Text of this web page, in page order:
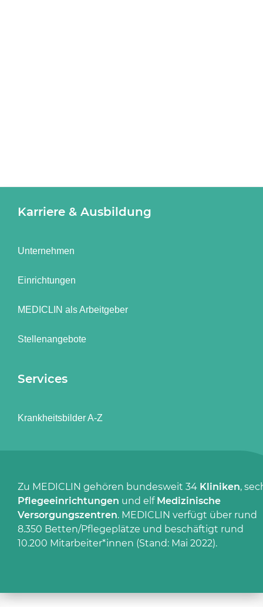
Karriere & Ausbildung
Unternehmen
Einrichtungen
MEDICLIN als Arbeitgeber
Stellenangebote
Services
Krankheitsbilder A-Z
Zu MEDICLIN gehören bundesweit 34 Kliniken,
Pflegeeinrichtungen und elf Medizinische
Versorgungszentren. MEDICLIN verfügt über rund
8.350 Betten/Pflegeplätze und beschäftigt rund
10.200 Mitarbeiter*innen (Stand: Mai 2022).